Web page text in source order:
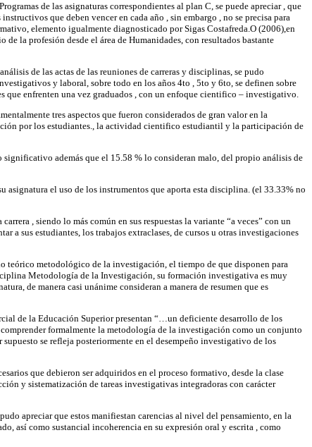
de las asignaturas correspondientes al plan C, se puede apreciar , que
que deben vencer en cada año , sin embargo , no se precisa para
elemento igualmente diagnosticado por Sigas Costafreda.O (2006),en
la profesión desde el área de Humanidades, con resultados bastante
de las actas de las reuniones de carreras y disciplinas, se pudo
y laboral, sobre todo en los años 4to , 5to y 6to, se definen sobre
que enfrenten una vez graduados , con un enfoque cientifico – investigativo.
tres aspectos que fueron considerados de gran valor en la
por los estudiantes., la actividad cientifico estudiantil y la participación de
además que el 15.58 % lo consideran malo, del propio análisis de
asignatura el uso de los instrumentos que aporta esta disciplina. (el 33.33% no
, siendo lo más común en sus respuestas la variante “a veces” con un
a sus estudiantes, los trabajos extraclases, de cursos u otras investigaciones
teórico metodológico de la investigación, el tiempo de que disponen para
Metodología de la Investigación, su formación investigativa es muy
de manera casi unánime consideran a manera de resumen que es
de la Educación Superior presentan “…un deficiente desarrollo de los
formalmente la metodología de la investigación como un conjunto
se refleja posteriormente en el desempeño investigativo de los
que debieron ser adquiridos en el proceso formativo, desde la clase
y sistematización de tareas investigativas integradoras con carácter
apreciar que estos manifiestan carencias al nivel del pensamiento, en la
así como sustancial incoherencia en su expresión oral y escrita , como